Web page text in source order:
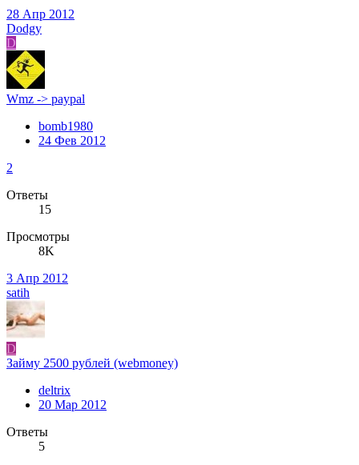
28 Апр 2012
Dodgy
D
Wmz -> paypal
bomb1980
24 Фев 2012
2
Ответы
15
Просмотры
8K
3 Апр 2012
satih
D
Займу 2500 рублей (webmoney)
deltrix
20 Мар 2012
Ответы
5